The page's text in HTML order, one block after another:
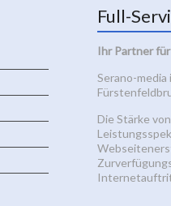
Full-
Ihr Partner
Serano-
Die Stärke